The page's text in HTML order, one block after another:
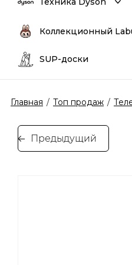
Коллекционный
SUP-доски
Главная / Топ продаж /
Предыдущий